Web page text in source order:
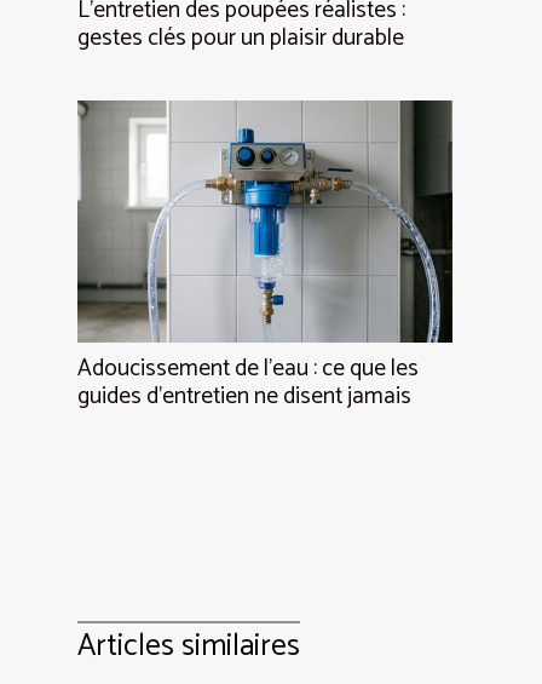
L’entretien des poupées réalistes :
gestes clés pour un plaisir durable
Adoucissement de l’eau : ce que les
guides d’entretien ne disent jamais
Articles similaires